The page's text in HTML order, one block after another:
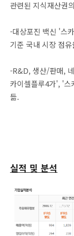
관련된 지식재산권
-대상포진 백신 '스
기준 국내 시장 점
-R&D, 생산/판매,
카이셀플루4가', '스
듦.
실적 및 분석